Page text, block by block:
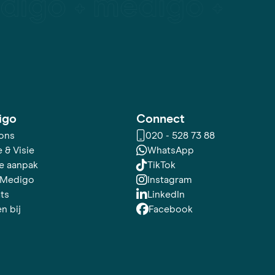
& Visie
aanpak
bij
Connect
020 - 528 73 88
WhatsApp
TikTok
Instagram
LinkedIn
Facebook